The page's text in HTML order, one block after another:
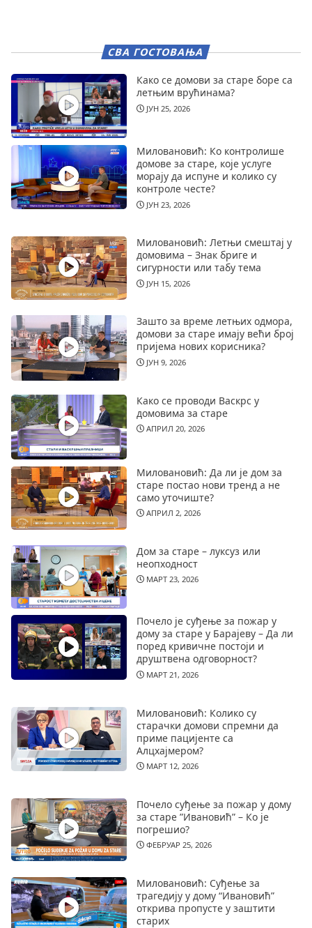
СВА ГОСТОВАЊА
Како се домови за старе боре са
летњим врућинама?
ЈУН 25, 2026
Миловановић: Ко контролише
домове за старе, које услуге
морају да испуне и колико су
контроле честе?
ЈУН 23, 2026
Миловановић: Летњи смештај у
домовима – Знак бриге и
сигурности или табу тема
ЈУН 15, 2026
Зашто за време летњих одмора,
домови за старе имају већи број
пријема нових корисника?
ЈУН 9, 2026
Како се проводи Васкрс у
домовима за старе
АПРИЛ 20, 2026
Миловановић: Да ли је дом за
старе постао нови тренд а не
само уточиште?
АПРИЛ 2, 2026
Дом за старе – луксуз или
неопходност
МАРТ 23, 2026
Почело је суђење за пожар у
дому за старе у Барајеву – Да ли
поред кривичне постоји и
друштвена одговорност?
МАРТ 21, 2026
Миловановић: Колико су
старачки домови спремни да
приме пацијенте са
Алцхајмером?
МАРТ 12, 2026
Почело суђење за пожар у дому
за старе ”Ивановић” – Ко је
погрешио?
ФЕБРУАР 25, 2026
Миловановић: Суђење за
трагедију у дому “Ивановић”
открива пропусте у заштити
старих